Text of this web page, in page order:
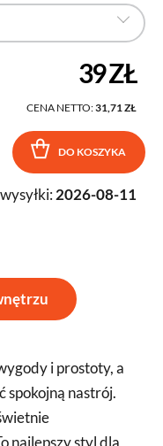
39 ZŁ
CENA NETTO:31,71 ZŁ
DO KOSZYKA
2026-08-11
i prostoty, a
spokojną nastrój.
najlepszy styl dla